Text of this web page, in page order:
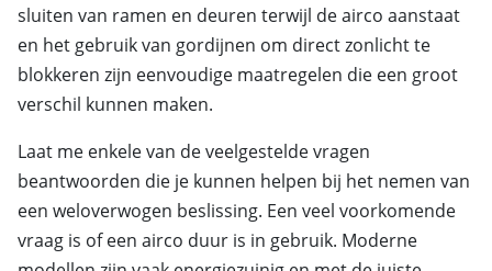
sluiten van ramen en deuren terwijl de airco aanstaat
en het gebruik van gordijnen om direct zonlicht te
blokkeren zijn eenvoudige maatregelen die een groot
verschil kunnen maken.
Laat me enkele van de veelgestelde vragen
beantwoorden die je kunnen helpen bij het nemen van
een weloverwogen beslissing. Een veel voorkomende
vraag is of een airco duur is in gebruik. Moderne